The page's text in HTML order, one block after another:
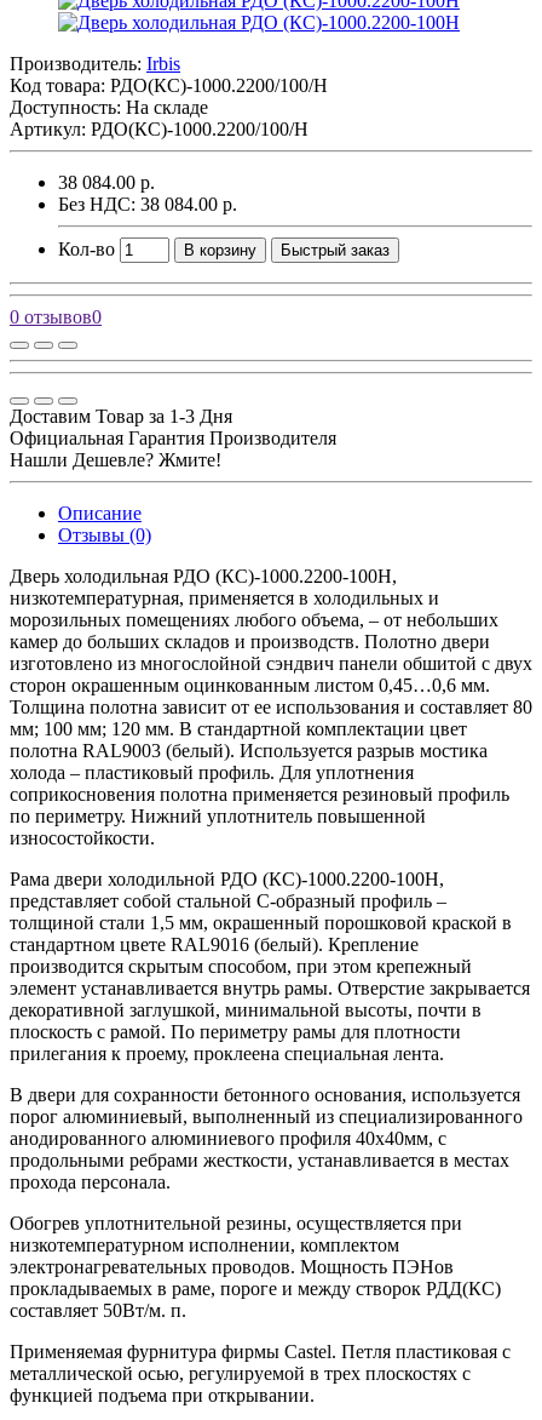
Производитель: Irbis
Код товара: РДО(КС)-1000.2200/100/Н
Доступность: На складе
Артикул: РДО(КС)-1000.2200/100/Н
38 084.00 р.
Без НДС: 38 084.00 р.
Кол-во В корзину Быстрый заказ
0 отзывов0
Доставим Товар за 1-3 Дня
Официальная Гарантия Производителя
Нашли Дешевле? Жмите!
Описание
Отзывы (0)
Дверь холодильная РДО (КС)-1000.2200-100Н,
низкотемпературная, применяется в холодильных и
морозильных помещениях любого объема, – от небольших
камер до больших складов и производств. Полотно двери
изготовлено из многослойной сэндвич панели обшитой с двух
сторон окрашенным оцинкованным листом 0,45…0,6 мм.
Толщина полотна зависит от ее использования и составляет 80
мм; 100 мм; 120 мм. В стандартной комплектации цвет
полотна RAL9003 (белый). Используется разрыв мостика
холода – пластиковый профиль. Для уплотнения
соприкосновения полотна применяется резиновый профиль
по периметру. Нижний уплотнитель повышенной
износостойкости.
Рама двери холодильной РДО (КС)-1000.2200-100Н,
представляет собой стальной С-образный профиль –
толщиной стали 1,5 мм, окрашенный порошковой краской в
стандартном цвете RAL9016 (белый). Крепление
производится скрытым способом, при этом крепежный
элемент устанавливается внутрь рамы. Отверстие закрывается
декоративной заглушкой, минимальной высоты, почти в
плоскость с рамой. По периметру рамы для плотности
прилегания к проему, проклеена специальная лента.
В двери для сохранности бетонного основания, используется
порог алюминиевый, выполненный из специализированного
анодированного алюминиевого профиля 40х40мм, с
продольными ребрами жесткости, устанавливается в местах
прохода персонала.
Обогрев уплотнительной резины, осуществляется при
низкотемпературном исполнении, комплектом
электронагревательных проводов. Мощность ПЭНов
прокладываемых в раме, пороге и между створок РДД(КС)
составляет 50Вт/м. п.
Применяемая фурнитура фирмы Castel. Петля пластиковая с
металлической осью, регулируемой в трех плоскостях с
функцией подъема при открывании.